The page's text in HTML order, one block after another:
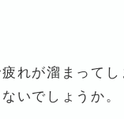
れが溜まってし
いでしょうか。